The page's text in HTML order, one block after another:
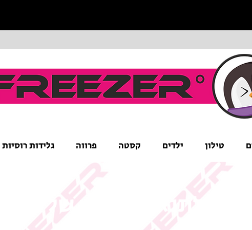
טילון ילדים קסטה פרווה גלידות רוסיות
לב לתנאי המבצע של המוצר